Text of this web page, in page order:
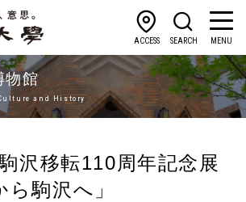
ACCESS SEARCH MENU
物館
and History
沢移転110周年記念展
駒沢へ」